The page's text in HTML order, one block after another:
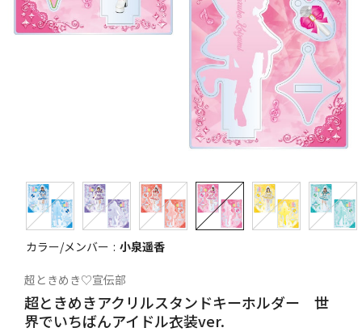
カラー/メンバー 小泉遥香
超ときめき♡宣伝部
超ときめきアクリルスタンドキーホルダー 世
界でいちばんアイドル衣装ver.